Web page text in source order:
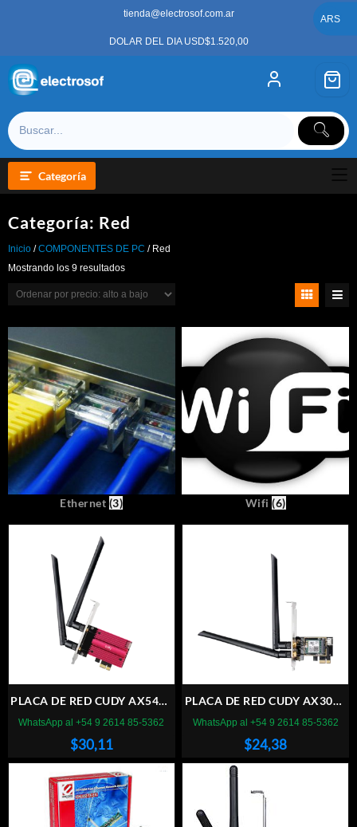
tienda@electrosof.com.ar
DOLAR DEL DIA USD$1.520,00
Categoría
Categoría: Red
Inicio /COMPONENTES DE PC / Red
Mostrando los 9 resultadosOrdenado
precio:
alto
Ethernet (3) Wifi(6)
PLACA DE RED CUDY AX5400
WIFI 6E PCI EXPRESS
$30,11
WhatsApp al +54 9 2614 85-5362
PLACA DE RED CUDY AX3000
WIFI 6/BLUETOOTH PCI
$24,38
WhatsApp al +54 9 2614 85-5362
ARS